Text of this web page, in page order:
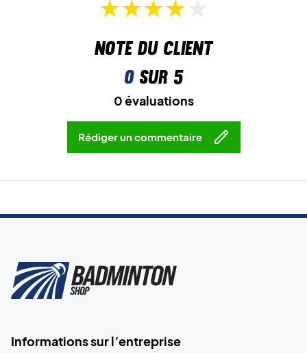
Note du client
0sur 5
0 évaluations
Rédiger un commentaire
Informations sur l’entreprise